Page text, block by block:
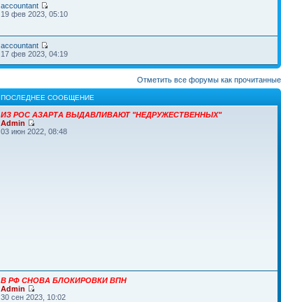
accountant
19 фев 2023, 05:10
accountant
17 фев 2023, 04:19
Отметить все форумы как прочитанные
ПОСЛЕДНЕЕ СООБЩЕНИЕ
ИЗ РОС АЗАРТА ВЫДАВЛИВАЮТ "НЕДРУЖЕСТВЕННЫХ"
Admin
03 июн 2022, 08:48
В РФ СНОВА БЛОКИРОВКИ ВПН
Admin
30 сен 2023, 10:02